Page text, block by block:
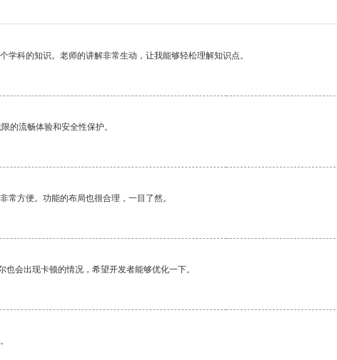
学科的知识。老师的讲解非常生动，让我能够轻松理解知识点。
的流畅体验和安全性保护。
常方便。功能的布局也很合理，一目了然。
会出现卡顿的情况，希望开发者能够优化一下。